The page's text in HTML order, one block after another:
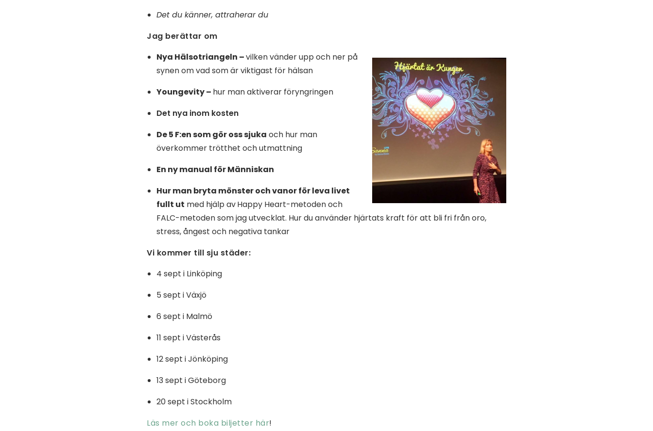
Det du känner, attraherar du
Jag berättar om
Nya Hälsotriangeln –vilken vänder upp och ner på
synen om vad som är viktigast för hälsan
Youngevity – hur man aktiverar föryngringen
Det nya inom kosten
De 5 F:en som gör oss sjuka och hur man
överkommer trötthet och utmattning
En ny manual för Människan
Hur man bryta mönster och vanor för leva livet
fullt ut med hjälp avHappy Heart-metoden och
FALC-metoden som jag utvecklat. Hur du använder hjärtats kraft för att bli fri från oro,
stress, ångest och negativa tankar
Vi kommer till sju städer:
4 sept i Linköping
5 sept i Växjö
6 sept i Malmö
11 sept i Västerås
12 sept i Jönköping
13 sept i Göteborg
20 sept i Stockholm
Läs mer och boka biljetter här!